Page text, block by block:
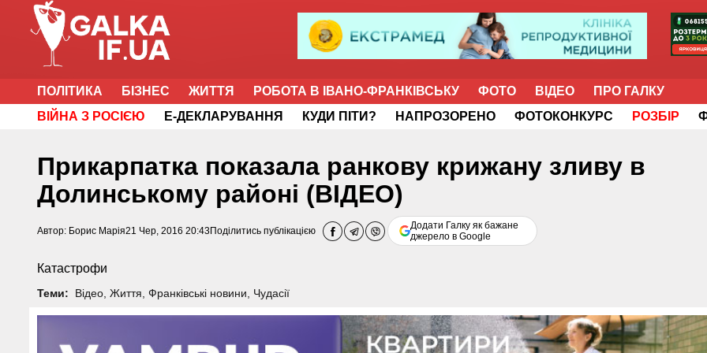
ПОЛІТИКА БІЗНЕС ЖИТТЯ РОБОТА В ІВАНО-ФРАНКІВСЬКУ ФОТО ВІДЕО
ПРО ГАЛКУ
ВІЙНА З РОСІЄЮ
Е-ДЕКЛАРУВАННЯ КУДИ ПІТИ? НАПРОЗОРЕНО ФОТОКОНКУРС РОЗБІР
Прикарпатка показала ранкову крижану зливу в
Долинському районі (ВІДЕО)
Автор: Борис Марія21 Чер, 2016 20:43 Поділитись публікацією
Додати Галку як бажане
джерело в Google
Катастрофи
Теми: Відео, Життя Франківські новини Чудасії